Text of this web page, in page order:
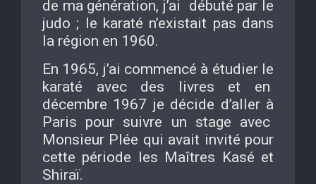
de ma génération, j’ai débuté par le
judo ; le karaté n’existait pas dans
la région en 1960.
En 1965, j’ai commencé à étudier le
karaté avec des livres et en
décembre 1967 je décide d’aller à
Paris pour suivre un stage avec
Monsieur Plée qui avait invité pour
cette période les Maîtres Kasé et
Shiraï.